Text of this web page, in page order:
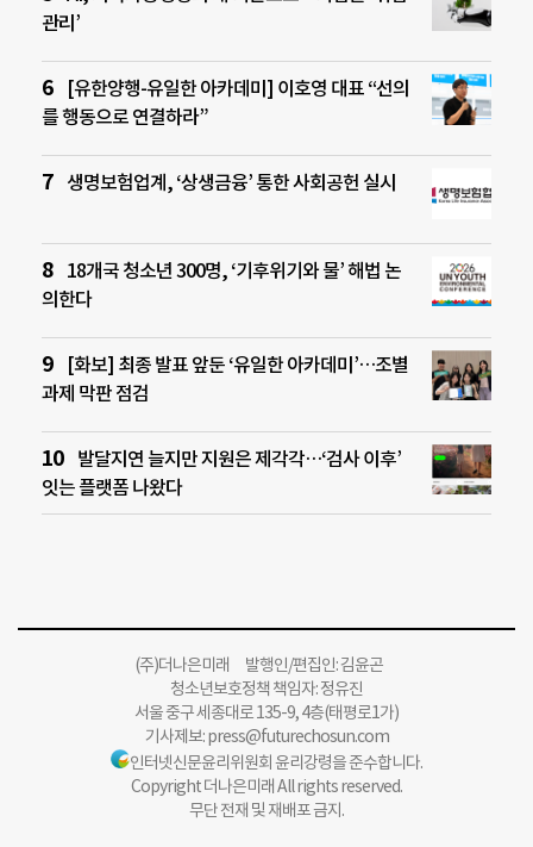
관리’
[유한양행-유일한 아카데미] 이호영 대표 “선의
를 행동으로 연결하라”
생명보험업계, ‘상생금융’ 통한 사회공헌 실시
18개국 청소년 300명, ‘기후위기와 물’ 해법 논
의한다
[화보] 최종 발표 앞둔 ‘유일한 아카데미’…조별
과제 막판 점검
발달지연 늘지만 지원은 제각각…‘검사 이후’
잇는 플랫폼 나왔다
(주)더나은미래 발행인/편집인: 김윤곤
청소년보호정책 책임자: 정유진
서울 중구 세종대로 135-9, 4층(태평로1가)
기사제보:press@futurechosun.com
인터넷신문윤리위원회 윤리강령을 준수합니다.
Copyright 더나은미래 All rights reserved.
무단 전재 및 재배포 금지.